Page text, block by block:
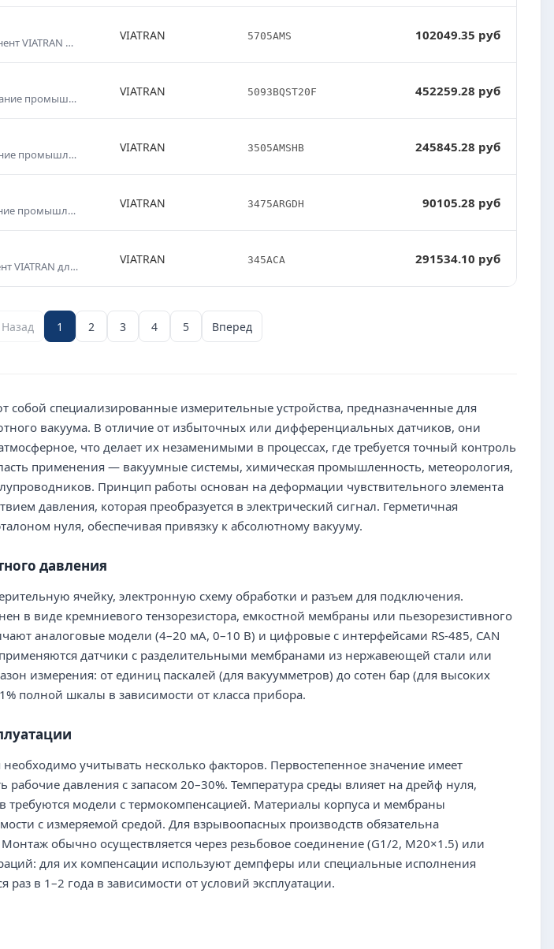
5705AMS — промышленный компонент VIATRAN для систем автоматизации. Высокая надежность, промышленное исполнение, стойкость к нагрузкам и температурным воздействиям. Применяется в производственных линиях, системах управления технологическими процессами, контрольно-измерительном оборудовании. Сертифицировано для промышленного применения.
VIATRAN 5705AMS 102049.35 руб
5093BQST20F (VIATRAN) — оборудование промышленного класса с гарантией качества. Надежная конструкция, продолжительный срок службы, соответствие международным стандартам. Используется в промышленной автоматике, системах диспетчеризации, производственном оборудовании. Доставка по России, консультация специалиста.
VIATRAN 5093BQST20F 452259.28 руб
3505AMSHB (VIATRAN) — оборудование промышленного класса с гарантией качества. Надежная конструкция, продолжительный срок службы, соответствие международным стандартам. Используется в промышленной автоматике, системах диспетчеризации, производственном оборудовании. Доставка по России, консультация специалиста.
VIATRAN 3505AMSHB 245845.28 руб
3475ARGDH (VIATRAN) — оборудование промышленного класса с гарантией качества. Надежная конструкция, продолжительный срок службы, соответствие международным стандартам. Используется в промышленной автоматике, системах диспетчеризации, производственном оборудовании. Доставка по России, консультация специалиста.
VIATRAN 3475ARGDH 90105.28 руб
345ACA — промышленный компонент VIATRAN для систем автоматизации. Высокая надежность, промышленное исполнение, стойкость к нагрузкам и температурным воздействиям. Применяется в производственных линиях, системах управления технологическими процессами, контрольно-измерительном оборудовании. Сертифицировано для промышленного применения.
VIATRAN 345ACA 291534.10 руб
Назад 1 2 3 4 5 Вперед
собой специализированные измерительные устройства, предназначенные для
вакуума. В отличие от избыточных или дифференциальных датчиков, они
что делает их незаменимыми в процессах, где требуется точный контроль
применения — вакуумные системы, химическая промышленность, метеорология,
Принцип работы основан на деформации чувствительного элемента
давления, которая преобразуется в электрический сигнал. Герметичная
нуля, обеспечивая привязку к абсолютному вакууму.
давления
ячейку, электронную схему обработки и разъем для подключения.
в виде кремниевого тензорезистора, емкостной мембраны или пьезорезистивного
аналоговые модели (4–20 мА, 0–10 В) и цифровые с интерфейсами RS-485, CAN
применяются датчики с разделительными мембранами из нержавеющей стали или
измерения: от единиц паскалей (для вакуумметров) до сотен бар (для высоких
полной шкалы в зависимости от класса прибора.
учитывать несколько факторов. Первостепенное значение имеет
давления с запасом 20–30%. Температура среды влияет на дрейф нуля,
требуются модели с термокомпенсацией. Материалы корпуса и мембраны
с измеряемой средой. Для взрывоопасных производств обязательна
Монтаж обычно осуществляется через резьбовое соединение (G1/2, M20×1.5) или
для их компенсации используют демпферы или специальные исполнения
в 1–2 года в зависимости от условий эксплуатации.